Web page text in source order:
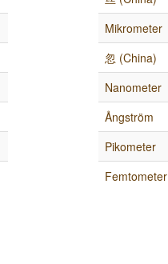
Mikrometer
忽 (China)
Nanometer
Ångström
Pikometer
Femtometer